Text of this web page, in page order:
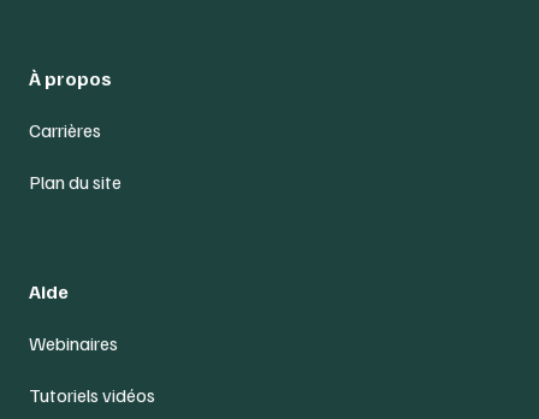
À propos
Carrières
Plan du site
Aide
Webinaires
Tutoriels vidéos